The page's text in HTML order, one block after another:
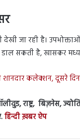
जा रही है।
सकती है, खासकर
कलेक्शन, दूसरे दिन
राष्ट्र, बिज़नेस,
हिन्दी ख़बर ऐप